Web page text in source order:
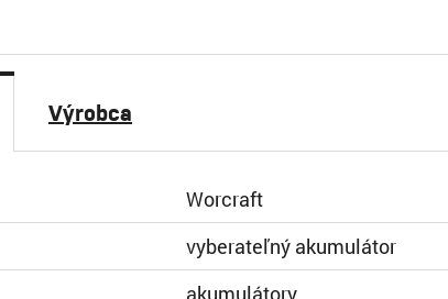
Výrobca
Worcraft
vyberateľný akumulátor
akumulátory